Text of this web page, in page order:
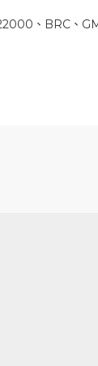
、BRC、